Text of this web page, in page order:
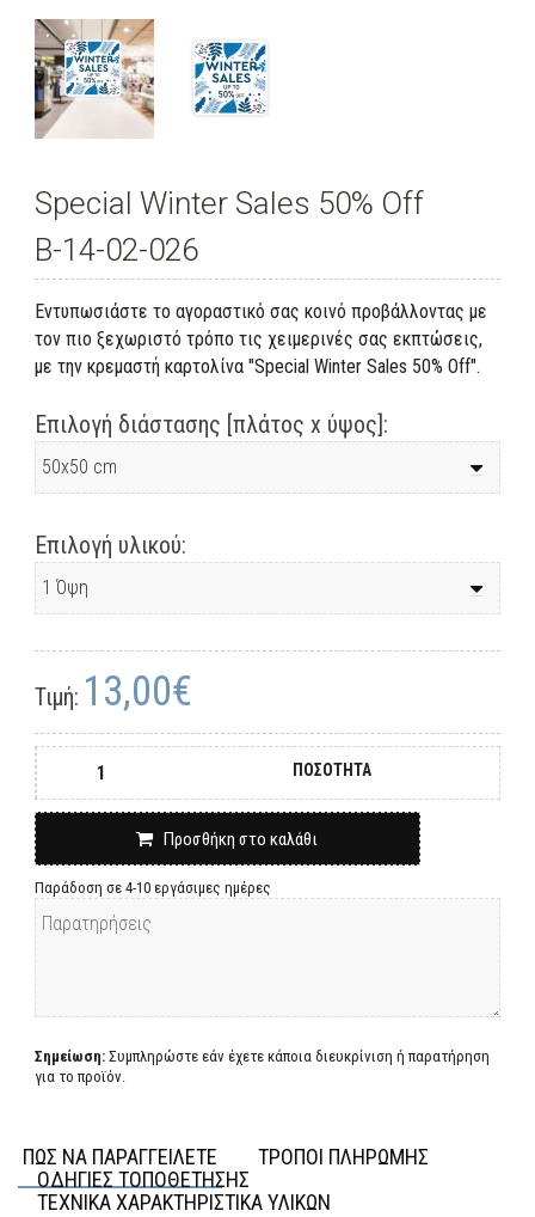
Special Winter Sales 50% Off
B-14-02-026
Εντυπωσιάστε το αγοραστικό σας κοινό προβάλλοντας με
τον πιο ξεχωριστό τρόπο τις χειμερινές σας εκπτώσεις,
με την κρεμαστή καρτολίνα "Special Winter Sales 50% Off".
Επιλογή διάστασης [πλάτος x ύψος]:
Επιλογή υλικού:
Τιμή: 13,00€
ΠΟΣΟΤΗΤΑ
Προσθήκη στο καλάθι
Παράδοση σε 4-10 εργάσιμες ημέρες
Σημείωση: Συμπληρώστε εάν έχετε κάποια διευκρίνιση ή παρατήρηση
για το προϊόν.
ΠΩΣ ΝΑ ΠΑΡΑΓΓΕΙΛΕΤΕ
ΤΡΟΠΟΙ ΠΛΗΡΩΜΗΣ
ΟΔΗΓΙΕΣ ΤΟΠΟΘΕΤΗΣΗΣ
ΤΕΧΝΙΚΑ ΧΑΡΑΚΤΗΡΙΣΤΙΚΑ ΥΛΙΚΩΝ